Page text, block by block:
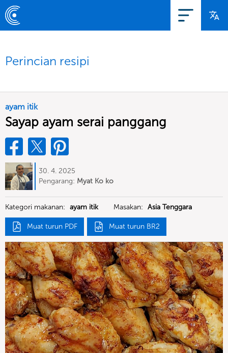
Perincian resipi
ayam itik
Sayap ayam serai panggang
30. 4. 2025
Pengarang: Myat Ko ko
Kategori makanan: ayam itik Masakan: Asia Tenggara
Muat turun PDF Muat turun BR2